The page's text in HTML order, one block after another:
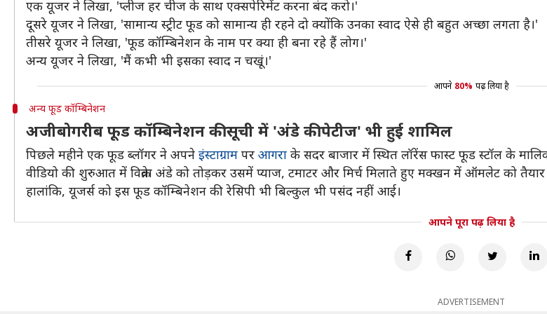
एक यूजर ने लिखा, 'प्लीज हर चीज के साथ एक्सपेरिमेंट करना बंद करो।'
दूसरे यूजर ने लिखा, 'सामान्य स्ट्रीट फूड को सामान्य ही रहने दो क्योंकि उनका स्वाद ऐसे ही बहुत अच्छा लगता है।'
तीसरे यूजर ने लिखा, 'फूड कॉम्बिनेशन के नाम पर क्या ही बना रहे हैं लोग।'
अन्य यूजर ने लिखा, 'मैं कभी भी इसका स्वाद न चखूं।'
आपने 80% पढ़ लिया है
अन्य फूड कॉम्बिनेशन
अजीबोगरीब फूड कॉम्बिनेशन की सूची में 'अंडे की पेटीज' भी हुई शामिल
पिछले महीने एक फूड ब्लॉगर ने अपने इंस्टाग्राम पर आगरा के सदर बाजार में स्थित लॉरेंस फास्ट फूड स्टॉल के
वीडियो की शुरुआत में विक्रेता अंडे को तोड़कर उसमें प्याज, टमाटर और मिर्च मिलाते हुए मक्खन में ऑमलेट को
हालांकि, यूजर्स को इस फूड कॉम्बिनेशन की रेसिपी भी बिल्कुल भी पसंद नहीं आई।
आपने पूरा पढ़ लिया है
ADVERTISEMENT